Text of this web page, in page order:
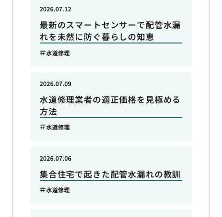
最新のスマートセンサーで配管水漏
れを未然に防ぐ暮らしの知恵
2026.07.12
水道修理
水道修理業者の適正価格を見極める
方法
2026.07.09
水道修理
集合住宅で起きた配管水漏れの教訓
2026.07.06
水道修理